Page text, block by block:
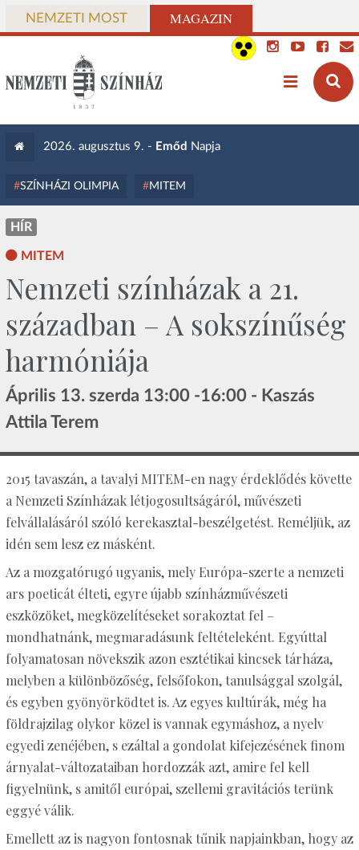
NEMZETI MOST MAGAZIN
2026. augusztus 9. - Emőd Napja
SZÍNHÁZI OLIMPIA MITEM
HÍR
MITEM
Nemzeti színházak a 21.
században – A sokszínűség
harmóniája
Április 13. szerda 13:00 -16:00 - Kaszás
Attila Terem
2015 tavaszán, a tavalyi MITEM-en nagy érdeklődés követte
a Nemzeti Színházak létjogosultságáról, művészeti
felvállalásáról szóló kerekasztal-beszélgetést. Reméljük, az
idén sem lesz ez másként.
Az a mozgatórugó ugyanis, mely Európa-szerte a nemzeti
ars poeticát élteti, egyre újabb színházművészeti
eszközöket, megközelítéseket sorakoztat fel –
mondhatnánk, megmaradásunk feltételeként. Egyúttal
folyamatosan növekszik azon esztétikai kincsek tárháza,
melyben a különbözőség, felsőfokon, tanulsággal szolgál,
és egyben gyönyörködtet is. Az egyes kultúrák, még ha
földrajzilag olykor közel is vannak egymáshoz, a nyelv
egyedi zenéjében, s ezáltal a gondolat kifejezésének finom
árnyalat-változataiban hordozzák azt, amire fel kell
figyelnünk, s amitől európai, szellemi gravitációs terünk
eggyé válik.
Emellett az is nagyon fontosnak tűnik napjainkban, hogy az